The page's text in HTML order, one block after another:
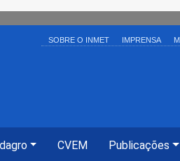
SOBRE O INMET IMPRENSA
CVEM Publicações